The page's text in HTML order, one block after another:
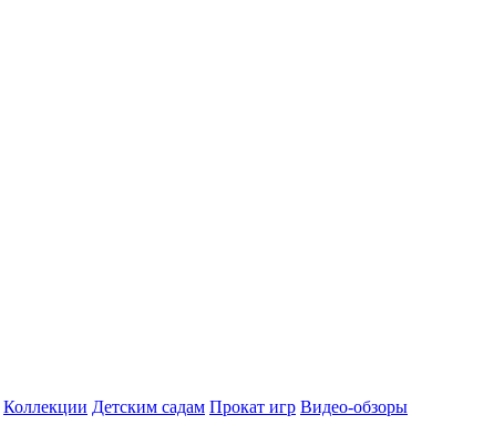
Коллекции Детским садам Прокат игр Видео-обзоры